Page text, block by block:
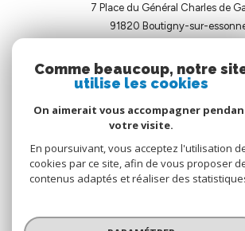
7 Place du Général Charles de
91820
boutigny-sur-
© 2026 | Tous droits réservés | Traduction
Comme beaucoup, notre
utilise les cookies
On aimerait vous accompagner
votre visite.
En poursuivant, vous acceptez l'utilisation
cookies par ce site, afin de vous proposer
contenus adaptés et réaliser des